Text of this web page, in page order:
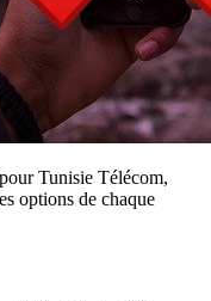
Tunisie Télécom,
options de chaque